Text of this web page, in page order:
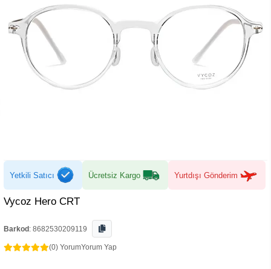
Yetkili Satıcı Ücretsiz Kargo Yurtdışı Gönderim
Vycoz Hero CRT
Barkod : 8682530209119
(0) YorumYorum Yap